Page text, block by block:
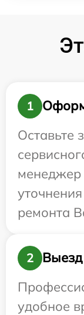
1
Оставьте
менеджер
ремонта
2
удобное